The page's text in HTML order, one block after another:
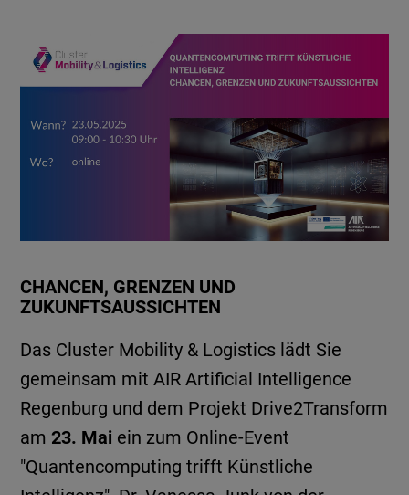
CHANCEN, GRENZEN UND
ZUKUNFTSAUSSICHTEN
Das Cluster Mobility & Logistics lädt Sie
gemeinsam mit AIR Artificial Intelligence
Regenburg und dem Projekt Drive2Transform
am 23. Mai ein zum Online-Event
"Quantencomputing trifft Künstliche